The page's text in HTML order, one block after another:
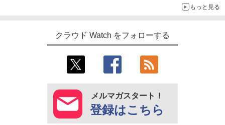
もっと見る
クラウド Watch をフォローする
メルマガスタート！
登録はこちら